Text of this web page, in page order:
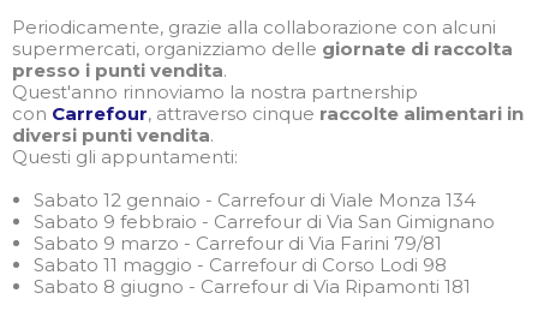
Periodicamente, grazie alla collaborazione con alcuni
supermercati, organizziamo delle giornate di raccolta
presso i punti vendita.
Quest'anno rinnoviamo la nostra partnership
con Carrefour, attraverso cinque raccolte alimentari in
diversi punti vendita.
Questi gli appuntamenti:
Sabato 12 gennaio - Carrefour di Viale Monza 134
Sabato 9 febbraio - Carrefour di Via San Gimignano
Sabato 9 marzo - Carrefour di Via Farini 79/81
Sabato 11 maggio - Carrefour di Corso Lodi 98
Sabato 8 giugno - Carrefour di Via Ripamonti 181